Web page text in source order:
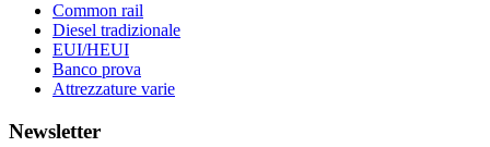
Common rail
Diesel tradizionale
EUI/HEUI
Banco prova
Attrezzature varie
Newsletter